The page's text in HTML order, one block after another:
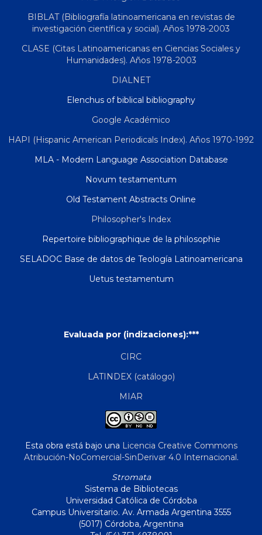
BIBLAT (Bibliografía latinoamericana en revistas de
investigación científica y social). Años 1978-2003
CLASE (Citas Latinoamericanas en Ciencias Sociales y
Humanidades). Años 1978-2003
DIALNET
Elenchus of biblical bibliography
Google Académico
HAPI (Hispanic American Periodicals Index). Años 1970-1992
MLA - Modern Language Association Database
Novum testamentum
Old Testament Abstracts Online
Philosopher's Index
Repertoire bibliographique de la philosophie
SELADOC Base de datos de Teología Latinoamericana
Uetus testamentum
Evaluada por (indizaciones):***
CIRC
LATINDEX (catálogo)
MIAR
Esta obra está bajo una Licencia Creative Commons
Atribución-NoComercial-SinDerivar 4.0 Internacional.
Stromata
Sistema de Bibliotecas
Universidad Católica de Córdoba
Campus Universitario. Av. Armada Argentina 3555
(5017) Córdoba, Argentina